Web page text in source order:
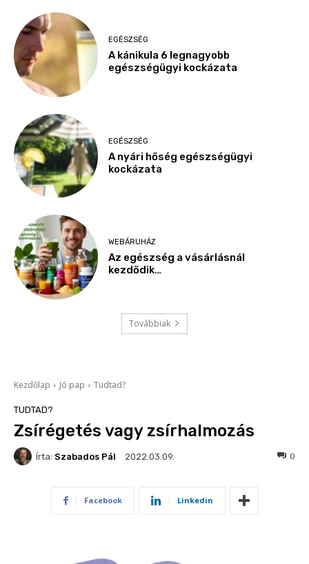
EGÉSZSÉG
A kánikula 6 legnagyobb
egészségügyi kockázata
EGÉSZSÉG
A nyári hőség egészségügyi
kockázata
WEBÁRUHÁZ
Az egészség a vásárlásnál
kezdődik…
Továbbiak